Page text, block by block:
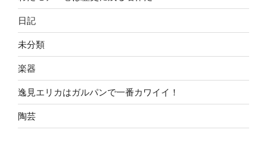
日記
未分類
楽器
逸見エリカはガルパンで一番カワイイ！
陶芸